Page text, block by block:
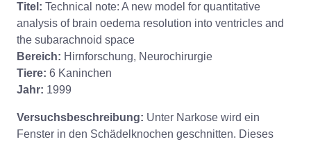
Titel: Technical note: A new model for quantitative
analysis of brain oedema resolution into ventricles and
the subarachnoid space
Bereich: Hirnforschung, Neurochirurgie
Tiere: 6 Kaninchen
Jahr: 1999
Versuchsbeschreibung: Unter Narkose wird ein
Fenster in den Schädelknochen geschnitten. Dieses